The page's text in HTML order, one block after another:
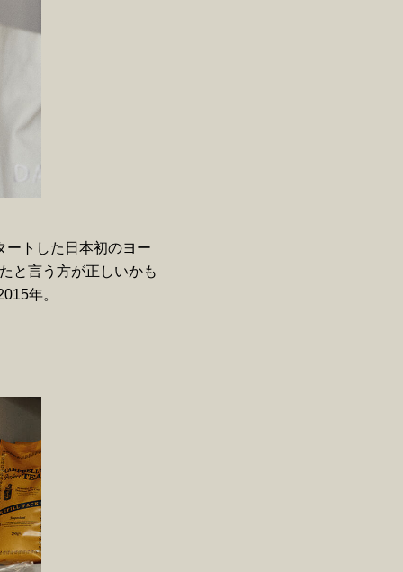
ートした日本初のヨー
と言う方が正しいかも
年。